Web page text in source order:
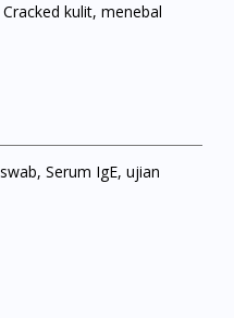
kulit, menebal
Serum IgE, ujian